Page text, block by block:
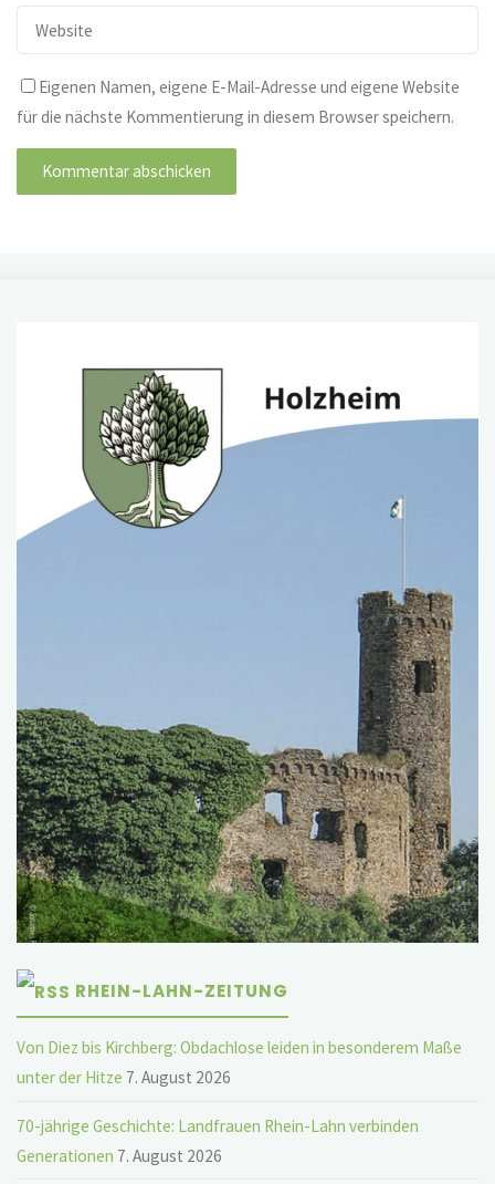
Eigenen Namen, eigene E-Mail-Adresse und eigene Website
für die nächste Kommentierung in diesem Browser speichern.
RHEIN-LAHN-ZEITUNG
Von Diez bis Kirchberg: Obdachlose leiden in besonderem Maße
unter der Hitze 7. August 2026
70-jährige Geschichte: Landfrauen Rhein-Lahn verbinden
Generationen 7. August 2026